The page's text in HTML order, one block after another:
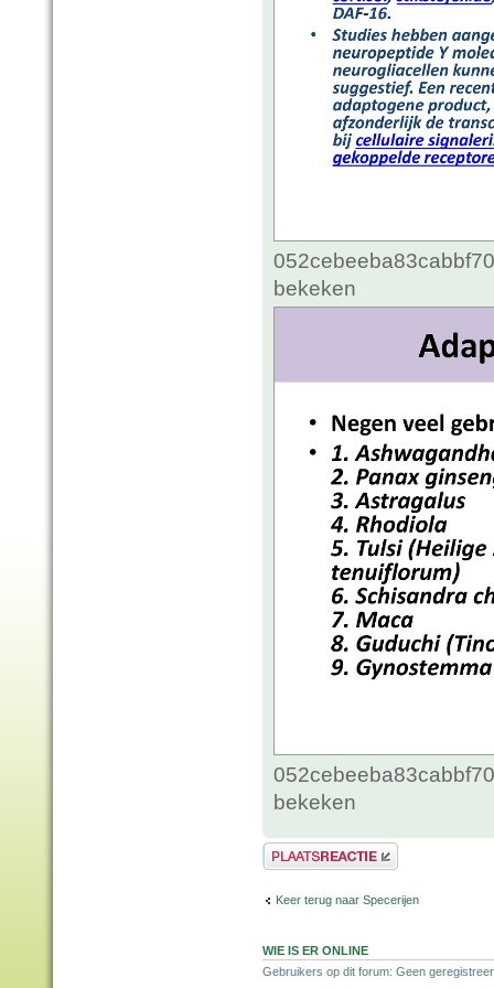
bekeken
bekeken
Plaats een reactie
Keer terug naar Specerijen
WIE IS ER ONLINE
Gebruikers op dit forum: Geen